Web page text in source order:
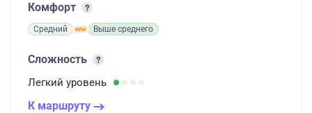
Комфорт
Средний Выше среднего
Сложность
Легкий уровень
К маршруту